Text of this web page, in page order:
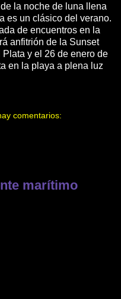
la noche de luna llena
es un clásico del verano.
de encuentros en la
anfitrión de la Sunset
y el 26 de enero de
en la playa a plena luz
comentarios:
marítimo